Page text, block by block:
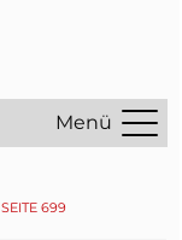
Menü
SEITE 699